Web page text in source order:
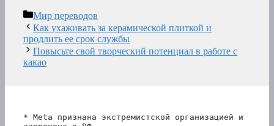
Рубрики
Мир переводов
Как ухаживать за керамической плиткой и
продлить ее срок службы
Повысьте свой творческий потенциал в работе с
какао
* Meta признана экстремистской организацией и